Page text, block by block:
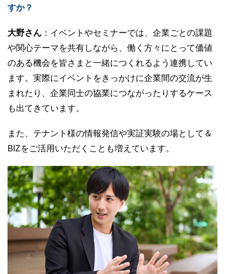
すか？
大野さん ：イベントやセミナーでは、企業ごとの課題
や関心テーマを共有しながら、働く方々にとって価値
のある機会を皆さまと一緒につくれるよう連携してい
ます。実際にイベントをきっかけに企業間の交流が生
まれたり、企業同士の協業につながったりするケース
も出てきています。
また、テナント様の情報発信や実証実験の場として＆
BIZをご活用いただくことも増えています。